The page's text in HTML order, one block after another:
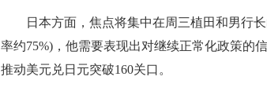
日本方面，焦点将集中在周三植田和男行长
率约75%)，他需要表现出对继续正常化政策的
推动美元兑日元突破160关口。